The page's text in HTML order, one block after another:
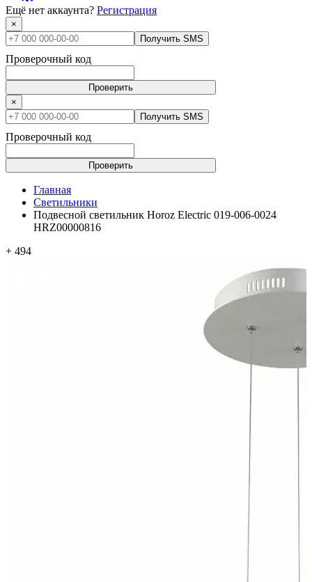
Ещё нет аккаунта? Регистрация
×
Получить SMS
Проверочный код
Проверить
×
Получить SMS
Проверочный код
Проверить
Главная
Светильники
Подвесной светильник Horoz Electric 019-006-0024
HRZ00000816
+ 494